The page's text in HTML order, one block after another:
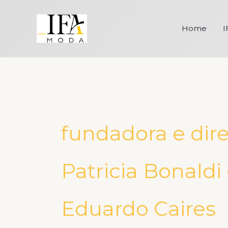
Home
fundadora e
Patricia
Eduardo Caires